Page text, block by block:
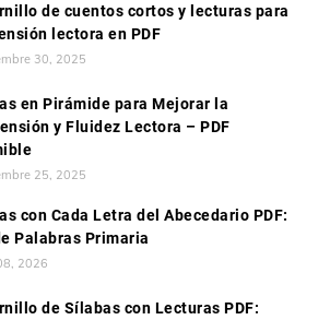
de cuentos cortos y lecturas para
lectora en PDF
30, 2025
en Pirámide para Mejorar la
y Fluidez Lectora – PDF
25, 2025
con Cada Letra del Abecedario PDF:
Palabras Primaria
2026
de Sílabas con Lecturas PDF: